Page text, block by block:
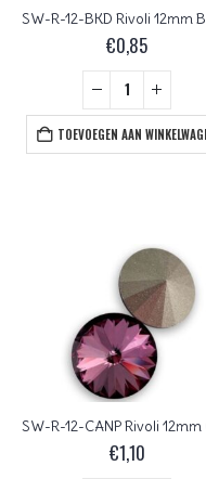
€0,85
TOEVOEGEN AAN
€1,10